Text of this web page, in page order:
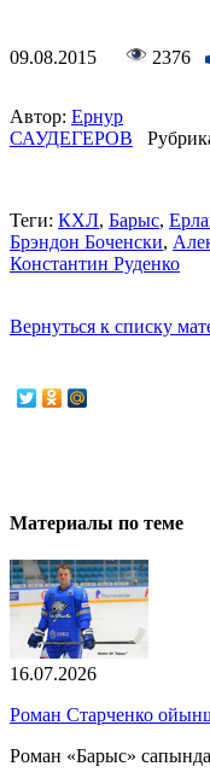
09.08.2015 2376
Автор: Ернур
САУДЕГЕРОВ
Теги: КХЛ, Барыс,
Брэндон Боченски,
Константин Руденко
Вернуться к списку
Материалы по теме
16.07.2026
Роман Старченко
Роман «Барыс» сапында